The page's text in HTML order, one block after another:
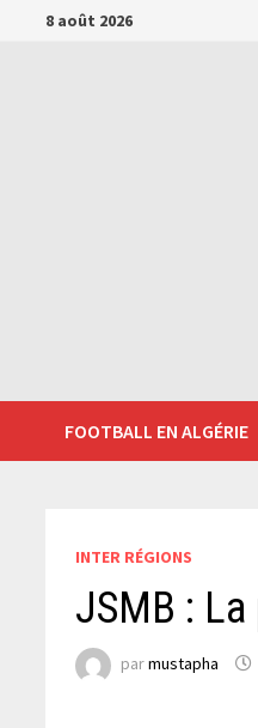
Passer8 août 2026
FOOTBALL EN ALGÉRIE
INTER RÉGIONS
JSMB :
parmustapha